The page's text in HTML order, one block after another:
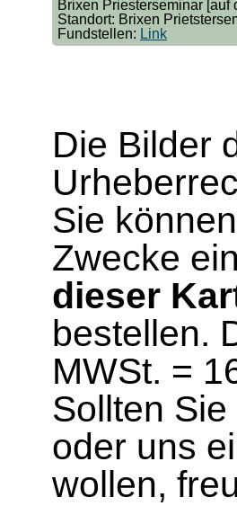
Brixen Priesterseminar [auf
Standort: Brixen
Fundstellen: Link
Die Bilder
Sie
Zwecke
dieser
bestellen.
MWSt. =
Sollten
oder uns
wollen,